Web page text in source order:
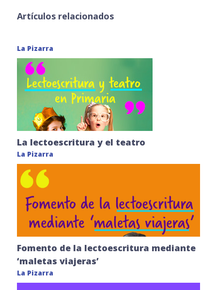
Artículos relacionados
La Pizarra
La lectoescritura y el teatro
La Pizarra
Fomento de la lectoescritura mediante
‘maletas viajeras’
La Pizarra